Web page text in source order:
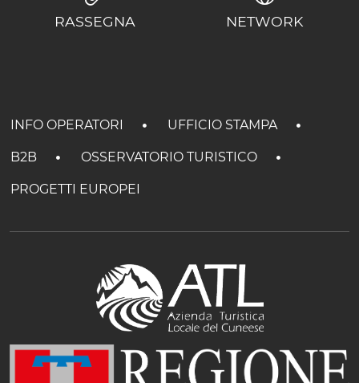
RASSEGNA NETWORK
INFO OPERATORI UFFICIO STAMPA
B2B OSSERVATORIO TURISTICO
PROGETTI EUROPEI